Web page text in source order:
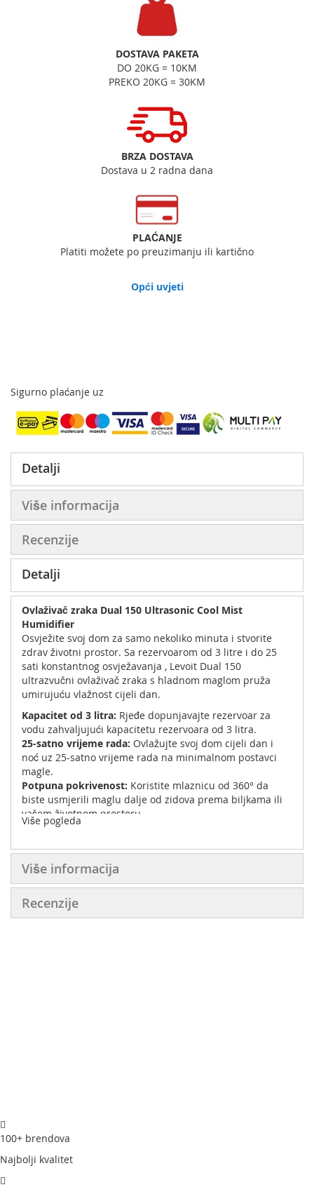
DOSTAVA PAKETA
DO 20KG = 10KM
PREKO 20KG = 30KM
BRZA DOSTAVA
Dostava u 2 radna dana
PLAĆANJE
Platiti možete po preuzimanju ili kartično
Opći uvjeti
Sigurno plaćanje uz
Detalji
Više informacija
Recenzije
Detalji
Ovlaživač zraka Dual 150 Ultrasonic Cool Mist
Humidifier
Osvježite svoj dom za samo nekoliko minuta i stvorite
zdrav životni prostor. Sa rezervoarom od 3 litre i do 25
sati konstantnog osvježavanja , Levoit Dual 150
ultrazvučni ovlaživač zraka s hladnom maglom pruža
umirujuću vlažnost cijeli dan.
Kapacitet od 3 litra: Rjeđe dopunjavajte rezervoar za
vodu zahvaljujući kapacitetu rezervoara od 3 litra.
25-satno vrijeme rada: Ovlažujte svoj dom cijeli dan i
noć uz 25-satno vrijeme rada na minimalnom postavci
magle.
Potpuna pokrivenost: Koristite mlaznicu od 360° da
biste usmjerili maglu dalje od zidova prema biljkama ili
vašem životnom prostoru.
Dizajn s gornjim punjenjem:
praktičnom dizajnu s gornjim punjenjem.
Automatsko zaustavljanje:
zraka će automatski prestati s raspršivanjem i upalit će
se indikatorska lampica za ponovno punjenje.
Precizna kontrola:
-Razina buke: ＜28dB
-Dimenzije: 18.3 x 20.6 x 29.4 cm
Više pogleda
Više informacija
Recenzije
100+ brendova
Najbolji kvalitet